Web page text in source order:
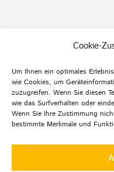
Cookie-
Um Ihnen ein optimales
wie Cookies, um
zuzugreifen. Wenn Sie diesen
wie das Surfverhalten oder
Wenn Sie Ihre Zustimmung
bestimmte Merkmale und
Default Footer Text